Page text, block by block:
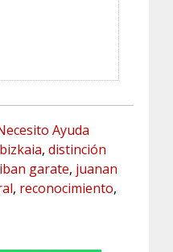
Ayuda
,distinción
iban garate, juanan
, reconocimiento,